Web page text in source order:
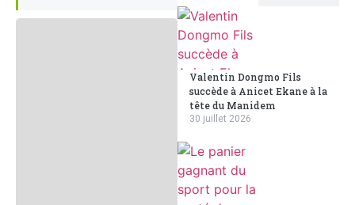
Valentin Dongmo Fils
succède à Anicet Ekane à la
tête du Manidem
30 juillet 2026